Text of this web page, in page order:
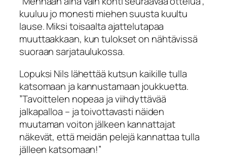
kuuluu jo monesti miehen suusta kuultu
lause. Miksi toisaalta ajattelutapaa
muuttaakkaan, kun tulokset on nähtävissä
suoraan sarjataulukossa.
Lopuksi Nils lähettää kutsun kaikille tulla
katsomaan ja kannustamaan joukkuetta.
”Tavoittelen nopeaa ja viihdyttävää
jalkapalloa – ja toivottavasti näiden
muutaman voiton jälkeen kannattajat
näkevät, että meidän pelejä kannattaa tulla
jälleen katsomaan!”